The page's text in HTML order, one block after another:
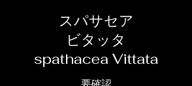
スパサセア
ビタッタ
spathacea Vittata
要確認